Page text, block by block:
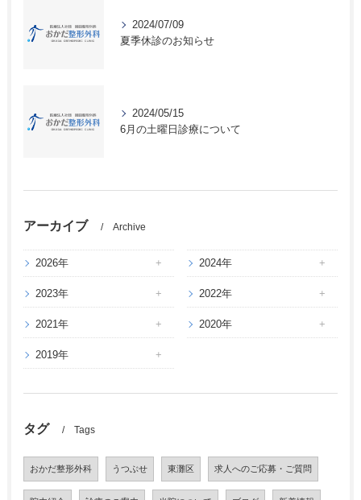
2024/07/09
夏季休診のお知らせ
2024/05/15
6月の土曜日診療について
アーカイブ Archive
2026年 2024年
2023年 2022年
2021年 2020年
2019年
タグ Tags
おかだ整形外科 うつぶせ 東灘区 求人へのご応募・ご質問